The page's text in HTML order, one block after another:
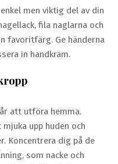
men viktig del av din
fila naglarna och
favoritfärg. Ge händerna
in handkräm.
att utföra hemma.
upp huden och
Koncentrera dig på de
som nacke och